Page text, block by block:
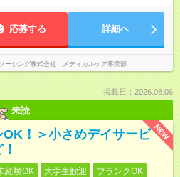
応募する 詳細へ
ーシング株式会社 メディカルケア事業部
掲載日：2026.08.06
未読
NEW
OK！＞小さめデイサービ
経験OK 大学生歓迎
ブランクOK